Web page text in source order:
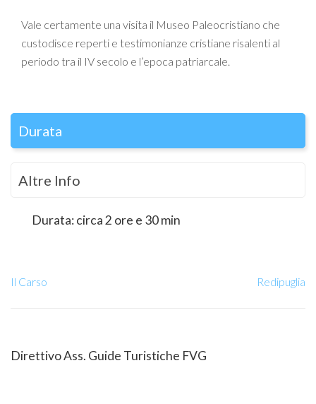
Vale certamente una visita il Museo Paleocristiano che
custodisce reperti e testimonianze cristiane risalenti al
periodo tra il IV secolo e l’epoca patriarcale.
Durata
Altre Info
Durata: circa 2 ore e 30 min
Il Carso Redipuglia
Direttivo Ass. Guide Turistiche FVG